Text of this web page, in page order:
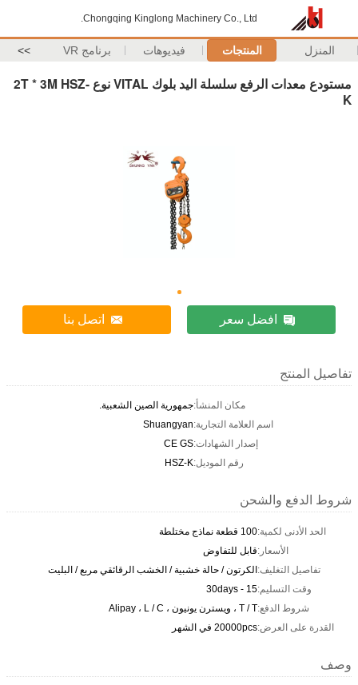
Chongqing Kinglong Machinery Co., Ltd.
المنزل المنتجات فيديوهات برنامج VR >>
مستودع معدات الرفع سلسلة اليد بلوك VITAL نوع 2T * 3M HSZ-
K
افضل سعر اتصل بنا
تفاصيل المنتج
مكان المنشأ:جمهورية الصين الشعبية.
اسم العلامة التجارية:Shuangyan
إصدار الشهادات:CE GS
رقم الموديل:HSZ-K
شروط الدفع والشحن
الحد الأدنى لكمية:100 قطعة نماذج مختلطة
الأسعار:قابل للتفاوض
تفاصيل التغليف:الكرتون / حالة خشبية / الخشب الرقائقي مربع / البليت
وقت التسليم:15 - 30days
شروط الدفع:T / T ، ويسترن يونيون ، Alipay ، L / C
القدرة على العرض:20000pcs في الشهر
وصف